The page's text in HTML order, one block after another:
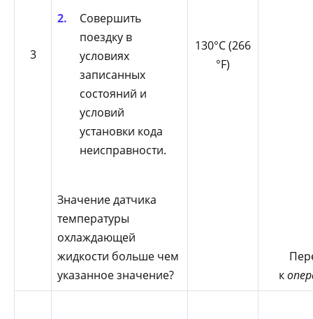
3
Совершить
поездку в
условиях
записанных
состояний и
условий
установки кода
неисправности.
Значение датчика
температуры
охлаждающей
жидкости больше чем
указанное значение?
130°С (266
°F)
к